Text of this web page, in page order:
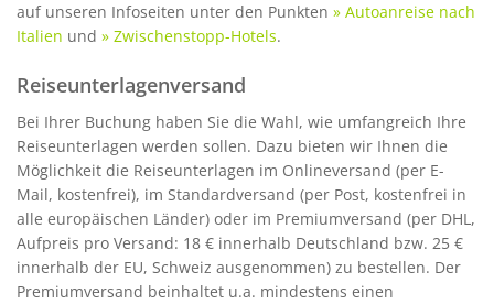
auf unseren Infoseiten unter den Punkten » Autoanreise nach
Italien und » Zwischenstopp-Hotels.
Reiseunterlagenversand
Bei Ihrer Buchung haben Sie die Wahl, wie umfangreich Ihre
Reiseunterlagen werden sollen. Dazu bieten wir Ihnen die
Möglichkeit die Reiseunterlagen im Onlineversand (per E-
Mail, kostenfrei), im Standardversand (per Post, kostenfrei in
alle europäischen Länder) oder im Premiumversand (per DHL,
Aufpreis pro Versand: 18 € innerhalb Deutschland bzw. 25 €
innerhalb der EU, Schweiz ausgenommen) zu bestellen. Der
Premiumversand beinhaltet u.a. mindestens einen